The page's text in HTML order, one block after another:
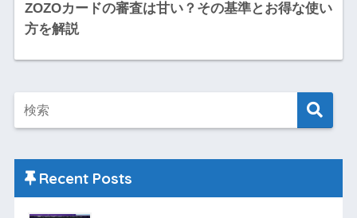
ZOZOカードの審査は甘い？その基準とお得な使い
方を解説
Recent Posts